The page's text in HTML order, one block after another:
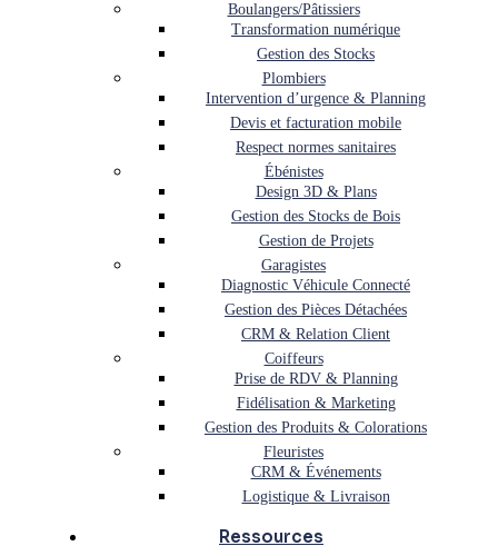
Boulangers/Pâtissiers
Transformation numérique
Gestion des Stocks
Plombiers
Intervention d’urgence & Planning
Devis et facturation mobile
Respect normes sanitaires
Ébénistes
Design 3D & Plans
Gestion des Stocks de Bois
Gestion de Projets
Garagistes
Diagnostic Véhicule Connecté
Gestion des Pièces Détachées
CRM & Relation Client
Coiffeurs
Prise de RDV & Planning
Fidélisation & Marketing
Gestion des Produits & Colorations
Fleuristes
CRM & Événements
Logistique & Livraison
Ressources